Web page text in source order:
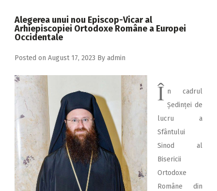
2017
2016
2015
2014
2013
2011
2010
2009
Alegerea unui nou Episcop-Vicar al
Arhiepiscopiei Ortodoxe Române a Europei
Occidentale
Posted on August 17, 2023 By admin
Î n cadrul
Ședinței de
lucru a
Sfântului
Sinod al
Bisericii
Ortodoxe
Române din